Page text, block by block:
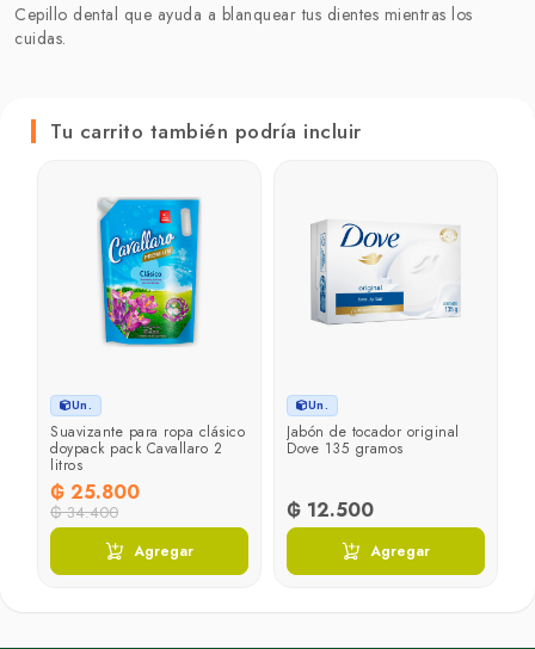
Cepillo dental que ayuda a blanquear tus dientes mientras los
cuidas.
Tu carrito también podría incluir
Un.
Suavizante para ropa clásico
doypack pack Cavallaro 2
litros
₲ 25.800
₲ 34.400
Agregar
Un.
Jabón de tocador original
Dove 135 gramos
₲ 12.500
Agregar